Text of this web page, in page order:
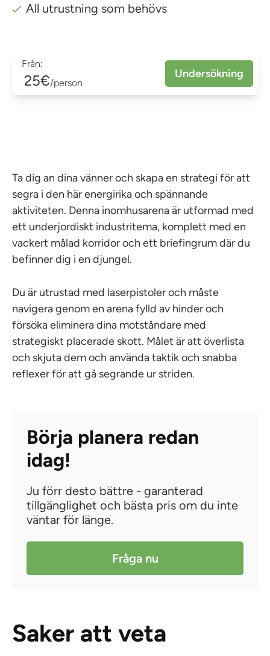
All utrustning som behövs
Från:
25€/person
Undersökning
Ta dig an dina vänner och skapa en strategi för att
segra i den här energirika och spännande
aktiviteten. Denna inomhusarena är utformad med
ett underjordiskt industritema, komplett med en
vackert målad korridor och ett briefingrum där du
befinner dig i en djungel.
Du är utrustad med laserpistoler och måste
navigera genom en arena fylld av hinder och
försöka eliminera dina motståndare med
strategiskt placerade skott. Målet är att överlista
och skjuta dem och använda taktik och snabba
reflexer för att gå segrande ur striden.
Börja planera redan
idag!
Ju förr desto bättre - garanterad
tillgänglighet och bästa pris om du inte
väntar för länge.
Fråga nu
Saker att veta